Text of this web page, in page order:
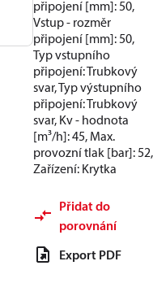
připojení [mm]: 50,
Vstup - rozměr
připojení [mm]: 50,
Typ vstupního
připojení: Trubkový
svar, Typ výstupního
připojení: Trubkový
svar, Kv - hodnota
[m³/h]: 45, Max.
provozní tlak [bar]: 52,
Zařízení: Krytka
Přidat do
porovnání
Export PDF